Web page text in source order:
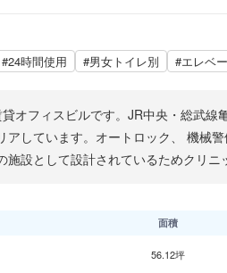
#24時間使用 #男女トイレ別 #エレベ
オフィスビルです。JR中央・総武
アしています。オートロック、 機械
施設として設計されているためクリ
面積
56.12坪